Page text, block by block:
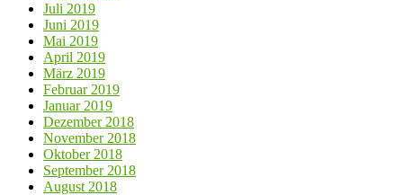
Juli 2019
Juni 2019
Mai 2019
April 2019
März 2019
Februar 2019
Januar 2019
Dezember 2018
November 2018
Oktober 2018
September 2018
August 2018